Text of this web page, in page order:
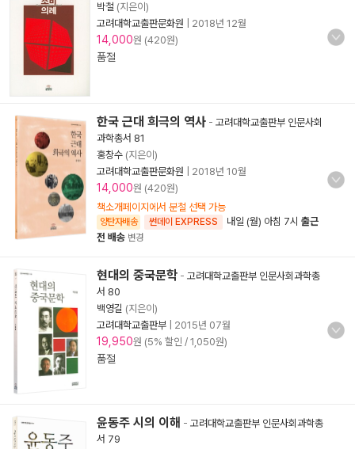
박철 (지은이)
고려대학교출판문화원
2018년 12월
14,000원 (420원)
품절
한국 근대 희극의 역사 - 고려대학교출판부 인문사회
과학총서 81
홍창수 (지은이)
고려대학교출판문화원
2018년 10월
14,000원 (420원)
책소개페이지에서 분철 선택 가능
양탄자배송 썬데이 EXPRESS 내일 (월) 아침 7시 출근
전 배송 변경
현대의 중국문학 - 고려대학교출판부 인문사회과학총
서 80
백영길 (지은이)
고려대학교출판부
2015년 07월
19,950원 (5% 할인 / 1,050원)
품절
윤동주 시의 이해 - 고려대학교출판부 인문사회과학총
서 79